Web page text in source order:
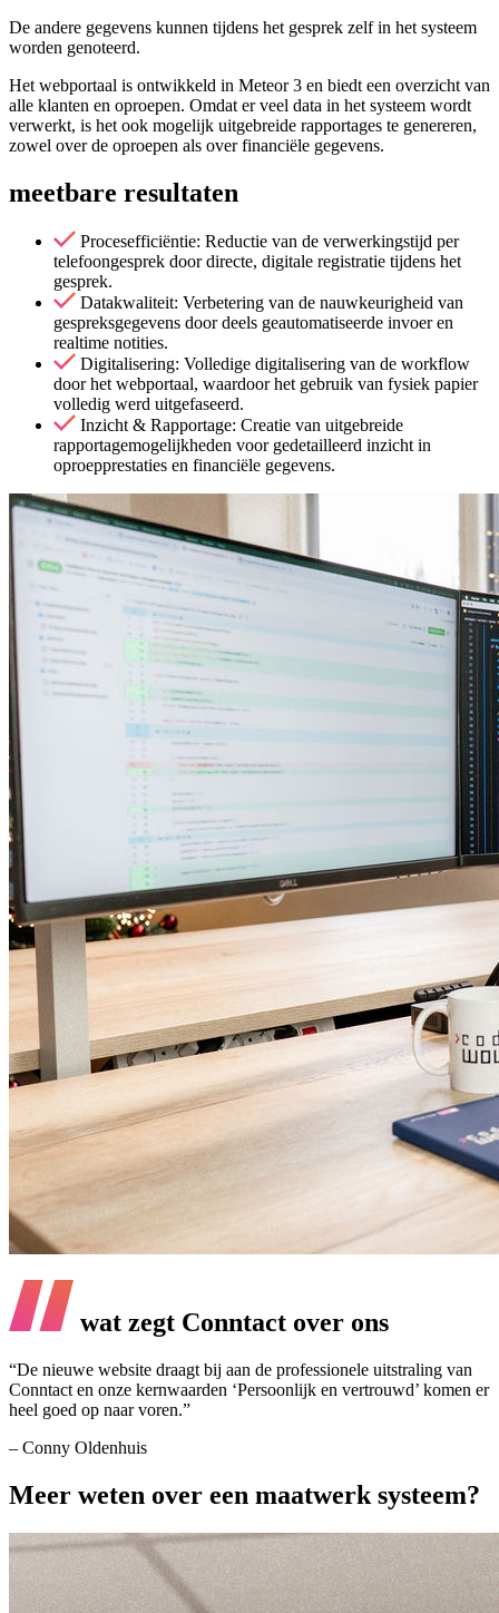
De andere gegevens kunnen tijdens het gesprek zelf in het systeem
worden genoteerd.
Het webportaal is ontwikkeld in Meteor 3 en biedt een overzicht van
alle klanten en oproepen. Omdat er veel data in het systeem wordt
verwerkt, is het ook mogelijk uitgebreide rapportages te genereren,
zowel over de oproepen als over financiële gegevens.
meetbare resultaten
Procesefficiëntie: Reductie van de verwerkingstijd per
telefoongesprek door directe, digitale registratie tijdens het
gesprek.
Datakwaliteit: Verbetering van de nauwkeurigheid van
gespreksgegevens door deels geautomatiseerde invoer en
realtime notities.
Digitalisering: Volledige digitalisering van de workflow
door het webportaal, waardoor het gebruik van fysiek papier
volledig werd uitgefaseerd.
Inzicht & Rapportage: Creatie van uitgebreide
rapportagemogelijkheden voor gedetailleerd inzicht in
oproepprestaties en financiële gegevens.
wat zegt Conntact over ons
“De nieuwe website draagt bij aan de professionele uitstraling van
Conntact en onze kernwaarden ‘Persoonlijk en vertrouwd’ komen er
heel goed op naar voren.”
– Conny Oldenhuis
Meer weten over een maatwerk systeem?